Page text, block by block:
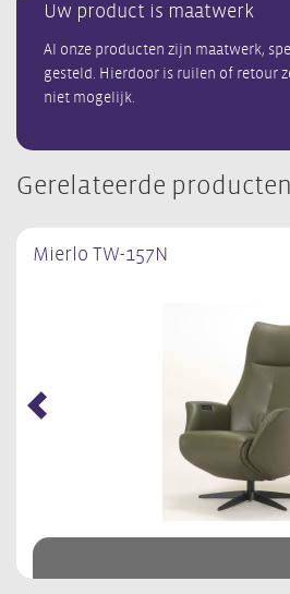
Uw product is maatwerk
Al onze producten zijn maatwerk,
gesteld. Hierdoor is ruilen of retour
niet mogelijk.
Gerelateerde producten
Mierlo TW-157N